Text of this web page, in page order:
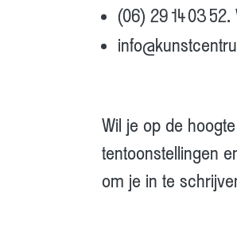
(06) 29 14 03
Wil je op de
tentoonstellingen
om je in te